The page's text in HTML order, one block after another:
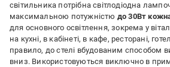
світильника потрібна світлодіодна
максимальною потужністю до 30Вт
для основного освітлення, зокрема у
на кухні, в кабінеті, в кафе, ресторані,
правило, до стелі вбудованим способом
вниз. Використовуються виключно в